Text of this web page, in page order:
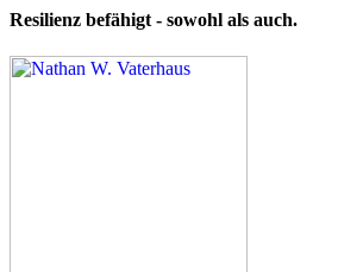
Resilienz befähigt - sowohl als auch.